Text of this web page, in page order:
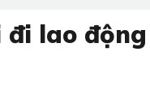
lao động